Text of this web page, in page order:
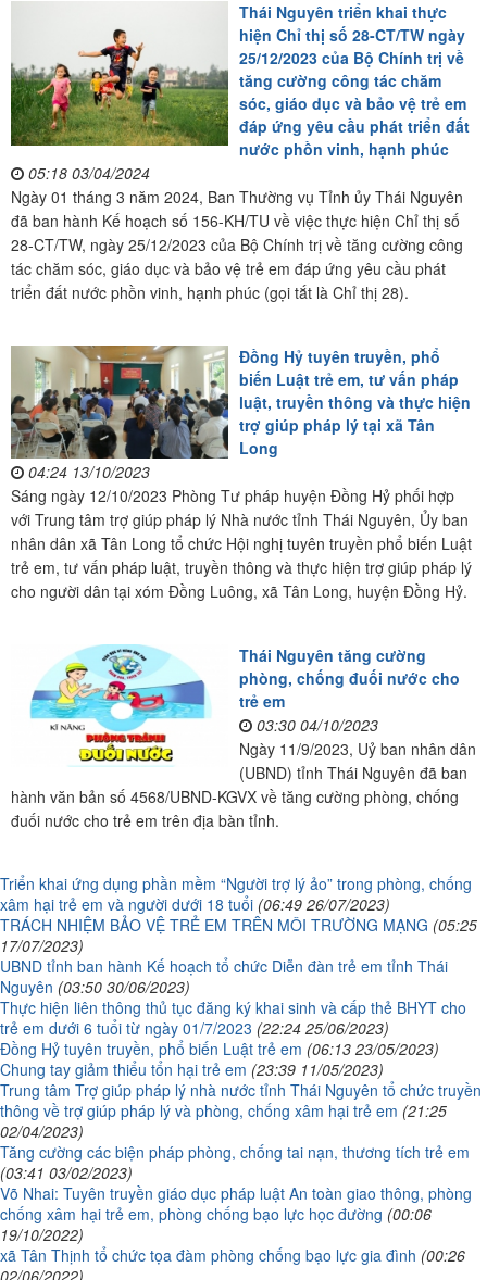
Thái Nguyên triển khai thực
hiện Chỉ thị số 28-CT/TW ngày
25/12/2023 của Bộ Chính trị về
tăng cường công tác chăm
sóc, giáo dục và bảo vệ trẻ em
đáp ứng yêu cầu phát triển đất
nước phồn vinh, hạnh phúc
05:18 03/04/2024
Ngày 01 tháng 3 năm 2024, Ban Thường vụ Tỉnh ủy Thái Nguyên
đã ban hành Kế hoạch số 156-KH/TU về việc thực hiện Chỉ thị số
28-CT/TW, ngày 25/12/2023 của Bộ Chính trị về tăng cường công
tác chăm sóc, giáo dục và bảo vệ trẻ em đáp ứng yêu cầu phát
triển đất nước phồn vinh, hạnh phúc (gọi tắt là Chỉ thị 28).
Đồng Hỷ tuyên truyền, phổ
biến Luật trẻ em, tư vấn pháp
luật, truyền thông và thực hiện
trợ giúp pháp lý tại xã Tân
Long
04:24 13/10/2023
Sáng ngày 12/10/2023 Phòng Tư pháp huyện Đồng Hỷ phối hợp
với Trung tâm trợ giúp pháp lý Nhà nước tỉnh Thái Nguyên, Ủy ban
nhân dân xã Tân Long tổ chức Hội nghị tuyên truyền phổ biến Luật
trẻ em, tư vấn pháp luật, truyền thông và thực hiện trợ giúp pháp lý
cho người dân tại xóm Đồng Luông, xã Tân Long, huyện Đồng Hỷ.
Thái Nguyên tăng cường
phòng, chống đuối nước cho
trẻ em
03:30 04/10/2023
Ngày 11/9/2023, Uỷ ban nhân dân
(UBND) tỉnh Thái Nguyên đã ban
hành văn bản số 4568/UBND-KGVX về tăng cường phòng, chống
đuối nước cho trẻ em trên địa bàn tỉnh.
Triển khai ứng dụng phần mềm “Người trợ lý ảo” trong phòng, chống
xâm hại trẻ em và người dưới 18 tuổi (06:49 26/07/2023)
TRÁCH NHIỆM BẢO VỆ TRẺ EM TRÊN MÔI TRƯỜNG MẠNG (05:25
17/07/2023)
UBND tỉnh ban hành Kế hoạch tổ chức Diễn đàn trẻ em tỉnh Thái
Nguyên (03:50 30/06/2023)
Thực hiện liên thông thủ tục đăng ký khai sinh và cấp thẻ BHYT cho
trẻ em dưới 6 tuổi từ ngày 01/7/2023 (22:24 25/06/2023)
Đồng Hỷ tuyên truyền, phổ biến Luật trẻ em (06:13 23/05/2023)
Chung tay giảm thiểu tổn hại trẻ em (23:39 11/05/2023)
Trung tâm Trợ giúp pháp lý nhà nước tỉnh Thái Nguyên tổ chức truyền
thông về trợ giúp pháp lý và phòng, chống xâm hại trẻ em (21:25
02/04/2023)
Tăng cường các biện pháp phòng, chống tai nạn, thương tích trẻ em
(03:41 03/02/2023)
Võ Nhai: Tuyên truyền giáo dục pháp luật An toàn giao thông, phòng
chống xâm hại trẻ em, phòng chống bạo lực học đường (00:06
19/10/2022)
xã Tân Thịnh tổ chức tọa đàm phòng chống bạo lực gia đình (00:26